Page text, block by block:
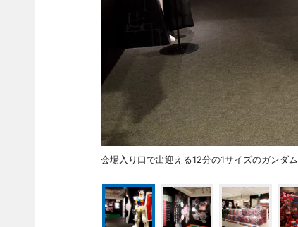
会場入り口で出迎える12分の1サイズのガンダム